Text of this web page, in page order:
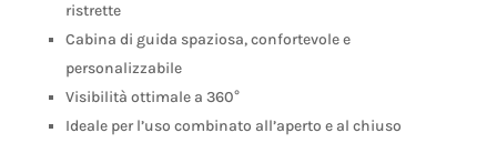
ristrette
Cabina di guida spaziosa, confortevole e
personalizzabile
Visibilità ottimale a 360°
Ideale per l’uso combinato all’aperto e al chiuso